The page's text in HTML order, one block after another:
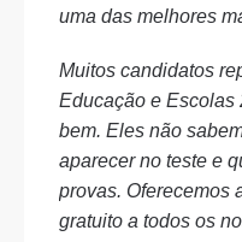
uma das melhores
Muitos candidatos
Educação e Escolas
bem. Eles não
aparecer no teste e
provas. Oferecemos
gratuito a todos os